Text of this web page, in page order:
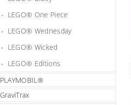
LEGO® One Piece
LEGO® Wednesday
LEGO® Wicked
LEGO® Editions
PLAYMOBIL®
GraviTrax